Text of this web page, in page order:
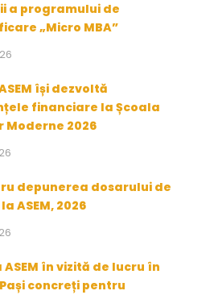
a programului de
„Micro MBA”
își dezvoltă
financiare la Școala
Moderne 2026
depunerea dosarului de
ASEM, 2026
în vizită de lucru în
concreți pentru